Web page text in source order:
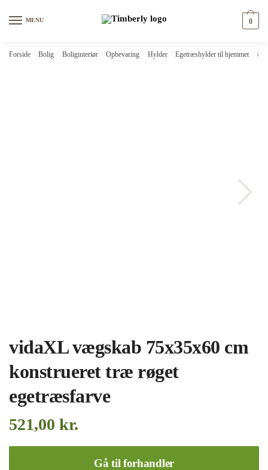
MENU 0
Forside Bolig Boliginteriør Opbevaring Hylder Egetræshylder til hjemmet
vidaXL vægskab 75x35x60 cm
konstrueret træ røget
egetræsfarve
521,00 kr.
Gå til forhandler